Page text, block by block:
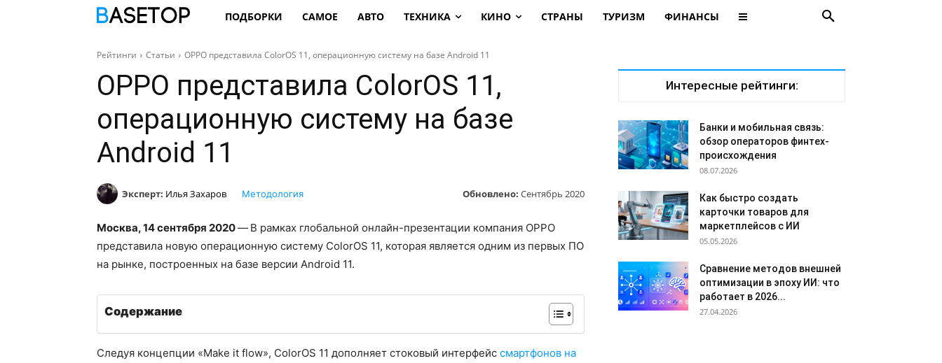
ПОДБОРКИ САМОЕ АВТО ТЕХНИКА КИНО СТРАНЫ ТУРИЗМ ФИНАНСЫ
Рейтинги Статьи OPPO представила ColorOS 11, операционную систему на базе Android 11
OPPO представила ColorOS 11,
операционную систему на базе
Android 11
Эксперт: Илья Захаров Обновлено: Сентябрь 2020
Методология
Москва, 14 сентября 2020— В рамках глобальной онлайн-презентации компания OPPO
представила новую операционную систему ColorOS 11, которая является одним из первых ПО
на рынке, построенных на базе версии Android 11.
Содержание
Следуя концепции «Make it flow», ColorOS 11 дополняет стоковый интерфейс смартфонов на
Интересные рейтинги:
Банки и мобильная связь:
обзор операторов финтех-
происхождения
08.07.2026
Как быстро создать
карточки товаров для
маркетплейсов с ИИ
05.05.2026
Сравнение методов внешней
оптимизации в эпоху ИИ: что
работает в 2026...
27.04.2026